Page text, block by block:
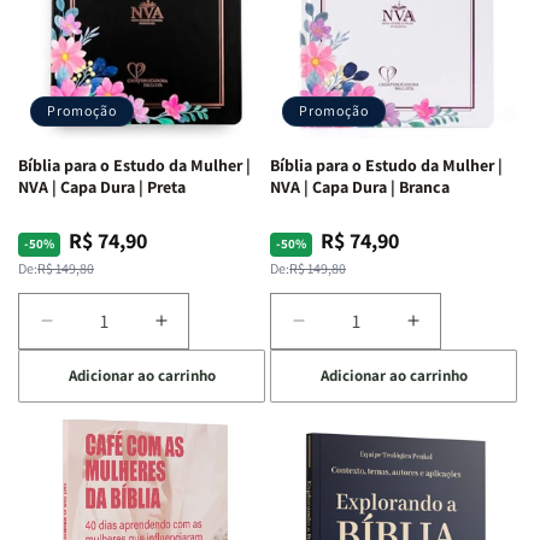
Promoção
Bíblia para o Estudo da Mulher |
NVA | Capa Dura | Preta
-50%
Preço
normal
De:R$ 149,80
Preço
promocional
R$ 74,90
Diminuir
a
quantidade
de
Bíblia
para
Estudo
da
Aumentar
a
quantidade
de
Bíblia
para
o
Estudo
da
Adicionar ao carrinho
Promoção
Bíblia para o Estudo da Mulher |
NVA | Capa Dura | Branca
-50%
Preço
normal
De:R$ 149,80
Preço
promocional
R$ 74,90
Diminuir
a
quantidade
de
Bíblia
o
Estudo
da
Aumentar
a
quantidade
de
Bíblia
para
o
Estudo
Adicionar ao carrinho